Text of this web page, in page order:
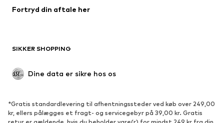
Badetøj
Upcycled mode
Nyheder
Trending
Fortryd din aftale her
SIKKER SHOPPING
Dine data er sikre hos os
*Gratis standardlevering til afhentningssteder ved køb over 249,00
kr, ellers pålægges et fragt- og servicegebyr på 39,00 kr. Gratis